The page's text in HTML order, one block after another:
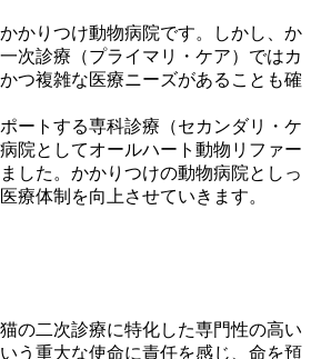
かりつけ動物病院です。しかし、か
次診療（プライマリ・ケア）ではカ
つ複雑な医療ニーズがあることも確
ートする専科診療（セカンダリ・ケ
院としてオールハート動物リファー
した。かかりつけの動物病院としっ
療体制を向上させていきます。
の二次診療に特化した専門性の高い
う重大な使命に責任を感じ、命を預